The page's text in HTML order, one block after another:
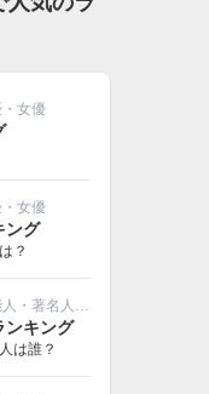
女優
女優
ング
？
・著名人その他
ンキング
は誰？